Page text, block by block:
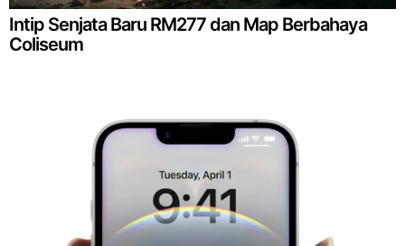
Intip Senjata Baru RM277 dan Map Berbahaya
Coliseum